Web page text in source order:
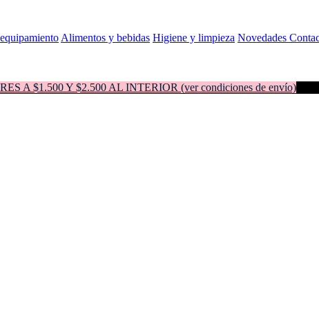
Alimentos y bebidas Higiene y limpieza Novedades
A $1.500 Y $2.500 AL INTERIOR (ver condiciones de envío)